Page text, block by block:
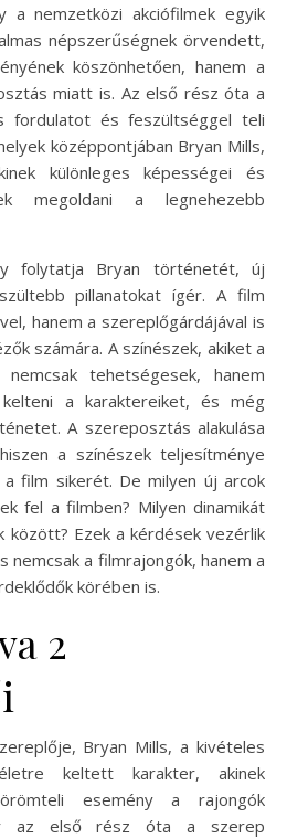
a nemzetközi akciófilmek egyik
népszerűségnek örvendett,
köszönhetően, hanem a
miatt is. Az első rész óta a
fordulatot és feszültséggel teli
középpontjában Bryan Mills,
különleges képességei és
megoldani a legnehezebb
folytatja Bryan történetét, új
pillanatokat ígér. A film
hanem a szereplőgárdájával is
számára. A színészek, akiket a
tehetségesek, hanem
a karaktereiket, és még
A szereposztás alakulása
a színészek teljesítménye
film sikerét. De milyen új arcok
fel a filmben? Milyen dinamikát
között? Ezek a kérdések vezérlik
nemcsak a filmrajongók, hanem a
körében is.
2
Bryan Mills, a kivételes
keltett karakter, akinek
esemény a rajongók
az első rész óta a szerep